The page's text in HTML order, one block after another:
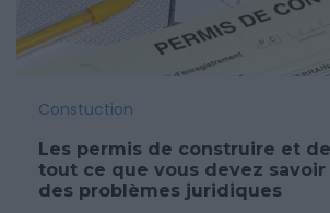
Constuction
Les permis de construire et
tout ce que vous devez
des problèmes juridiques